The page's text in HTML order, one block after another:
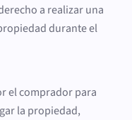
a realizar una
durante el
el comprador para
la propiedad,